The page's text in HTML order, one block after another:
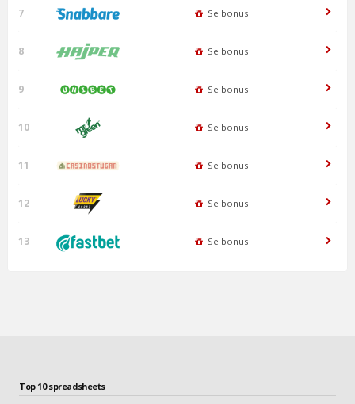
7 Se bonus
8 Se bonus
9 Se bonus
10 Se bonus
11 Se bonus
12 Se bonus
13 Se bonus
Top 10 spreadsheets